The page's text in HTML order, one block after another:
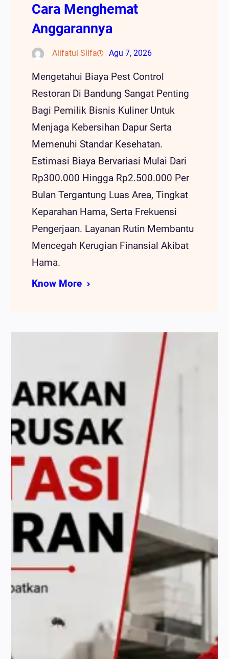
Cara Menghemat
Anggarannya
Alifatul Silfa Agu 7, 2026
Mengetahui Biaya Pest Control
Restoran Di Bandung Sangat Penting
Bagi Pemilik Bisnis Kuliner Untuk
Menjaga Kebersihan Dapur Serta
Memenuhi Standar Kesehatan.
Estimasi Biaya Bervariasi Mulai Dari
Rp300.000 Hingga Rp2.500.000 Per
Bulan Tergantung Luas Area, Tingkat
Keparahan Hama, Serta Frekuensi
Pengerjaan. Layanan Rutin Membantu
Mencegah Kerugian Finansial Akibat
Hama.
Know More